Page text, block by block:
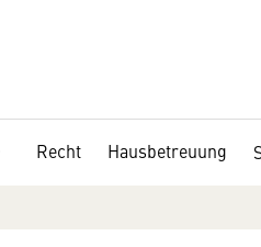
Recht Hausbetreuung